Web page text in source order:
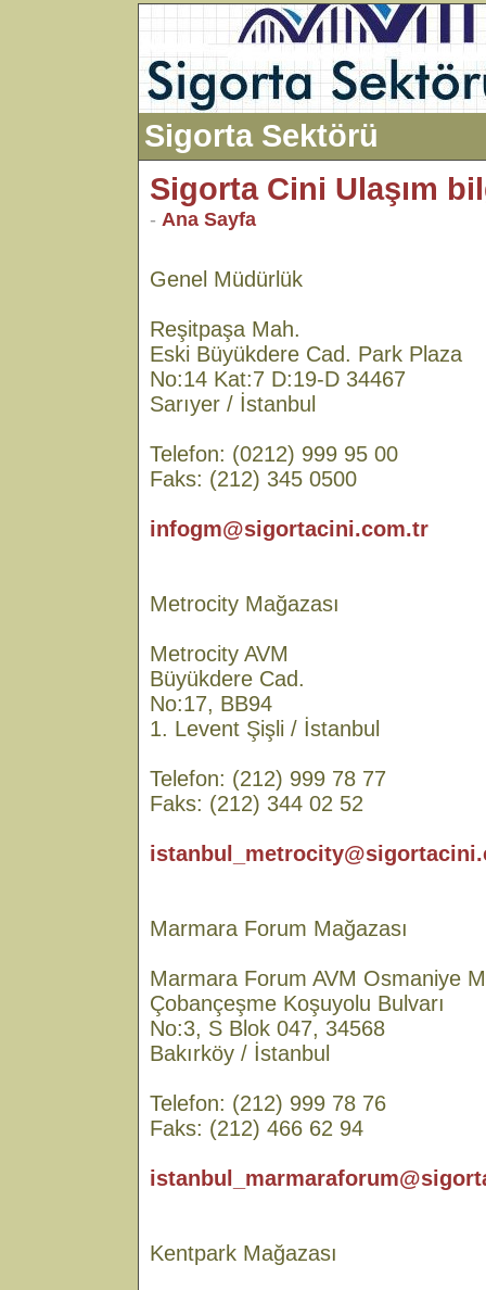
Sigorta Sektörü
Sigorta Cini Ulaşım
- Ana Sayfa
Genel Müdürlük
Reşitpaşa Mah.
Eski Büyükdere Cad. Park Plaza
No:14 Kat:7 D:19-D 34467
Sarıyer / İstanbul
Telefon: (0212) 999 95 00
Faks: (212) 345 0500
infogm@sigortacini.com.tr
Metrocity Mağazası
Metrocity AVM
Büyükdere Cad.
No:17, BB94
1. Levent Şişli / İstanbul
Telefon: (212) 999 78 77
Faks: (212) 344 02 52
Marmara Forum Mağazası
Marmara Forum AVM Osmaniye
Çobançeşme Koşuyolu Bulvarı
No:3, S Blok 047, 34568
Bakırköy / İstanbul
Telefon: (212) 999 78 76
Faks: (212) 466 62 94
Kentpark Mağazası